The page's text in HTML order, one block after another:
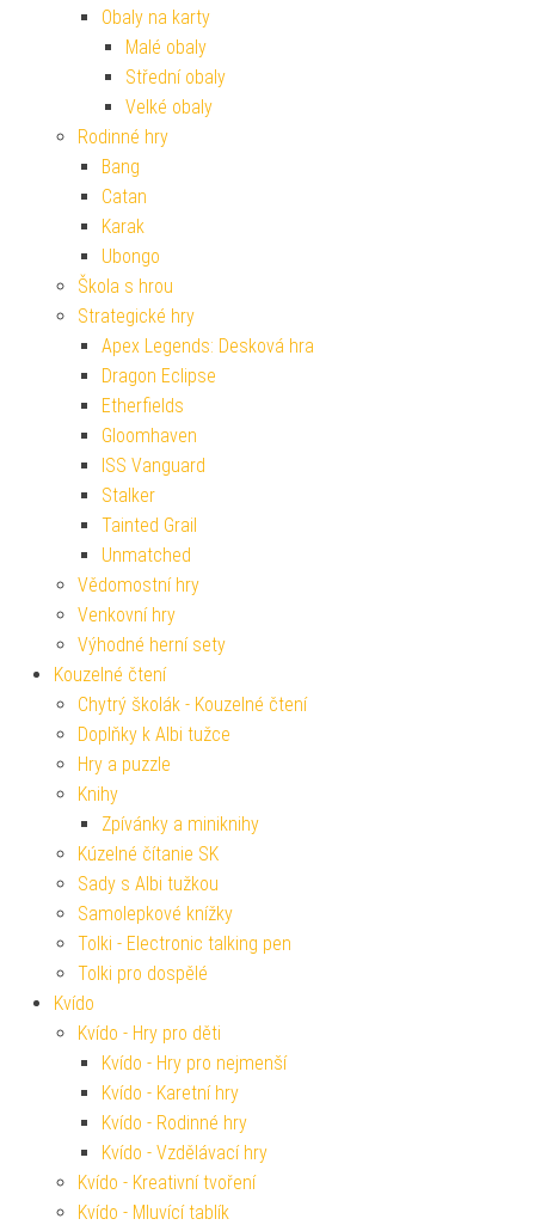
Obaly na karty
Malé obaly
Střední obaly
Velké obaly
Rodinné hry
Bang
Catan
Karak
Ubongo
Škola s hrou
Strategické hry
Apex Legends: Desková hra
Dragon Eclipse
Etherfields
Gloomhaven
ISS Vanguard
Stalker
Tainted Grail
Unmatched
Vědomostní hry
Venkovní hry
Výhodné herní sety
Kouzelné čtení
Chytrý školák - Kouzelné čtení
Doplňky k Albi tužce
Hry a puzzle
Knihy
Zpívánky a miniknihy
Kúzelné čítanie SK
Sady s Albi tužkou
Samolepkové knížky
Tolki - Electronic talking pen
Tolki pro dospělé
Kvído
Kvído - Hry pro děti
Kvído - Hry pro nejmenší
Kvído - Karetní hry
Kvído - Rodinné hry
Kvído - Vzdělávací hry
Kvído - Kreativní tvoření
Kvído - Mluvící tablík